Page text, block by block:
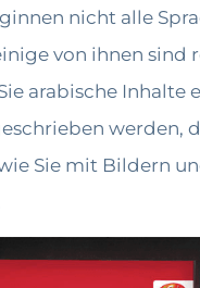
nicht alle
von ihnen sind
arabische Inhalte
werden,
Sie mit Bildern